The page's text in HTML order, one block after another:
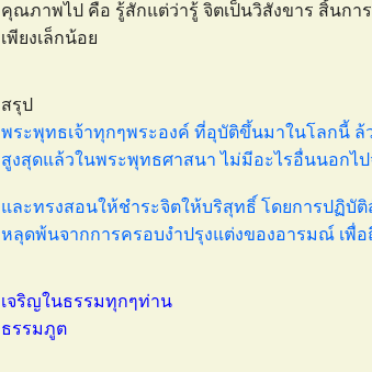
คุณภาพไป คือ รู้สักแต่ว่ารู้ จิตเป็นวิสังขาร สิ้นกา
เพียงเล็กน้อ
สรุป
พระพุทธเจ้าทุกๆพระองค์ ที่อุบัติขึ้นมาในโลกนี้
สูงสุดแล้วในพระพุทธศาสนา ไม่มีอะไรอื่นนอก
ละทรงสอนให้ชำระจิตให้บริสุทธิ์ โดยการปฏิบั
หลุดพ้นจากการครอบงำปรุงแต่งของอารมณ์ เพื่
เจริญในธรรมทุกๆท่าน
ธรรมภูต